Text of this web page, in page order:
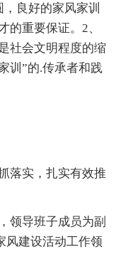
良好的家风家训
的重要保证。2、
社会文明程度的缩
训”的.传承者和践
落实，扎实有效推
领导班子成员为副
风建设活动工作领